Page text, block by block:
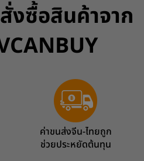
งซื้อสินค้าจาก
ค่าขนส่งจีน-ไทยถูก
ช่วยประหยัดต้นทุน